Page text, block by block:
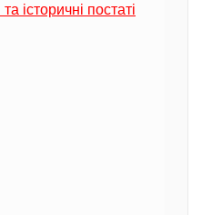
історичні постаті